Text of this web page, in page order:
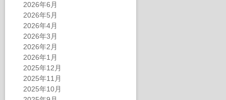
2026年6月
2026年5月
2026年4月
2026年3月
2026年2月
2026年1月
2025年12月
2025年11月
2025年10月